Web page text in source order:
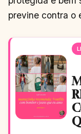
previne contra o